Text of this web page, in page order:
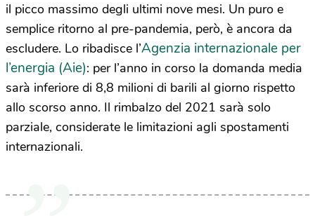
il picco massimo degli ultimi nove mesi. Un puro e
semplice ritorno al pre-pandemia, però, è ancora da
escludere. Lo ribadisce l’Agenzia internazionale per
l’energia (Aie): per l’anno in corso la domanda media
sarà inferiore di 8,8 milioni di barili al giorno rispetto
allo scorso anno. Il rimbalzo del 2021 sarà solo
parziale, considerate le limitazioni agli spostamenti
internazionali.